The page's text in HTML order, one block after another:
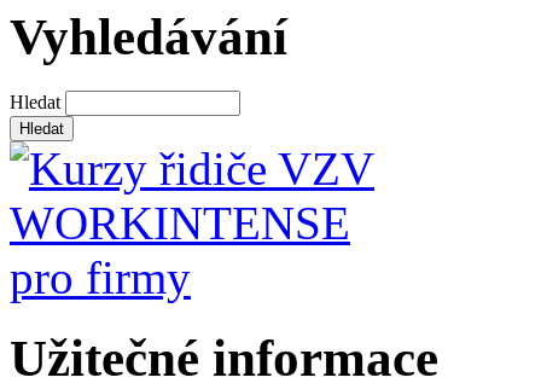
Vyhledávání
Hledat
Užitečné informace